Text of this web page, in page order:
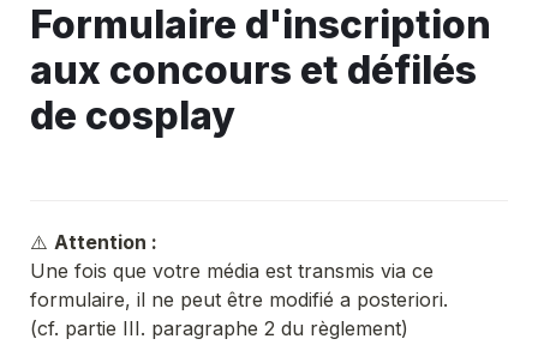
Formulaire d'inscription
aux concours et défilés
de cosplay
⚠️ Attention :
Une fois que votre média est transmis via ce
formulaire, il ne peut être modifié a posteriori.
(cf. partie III. paragraphe 2 du règlement)